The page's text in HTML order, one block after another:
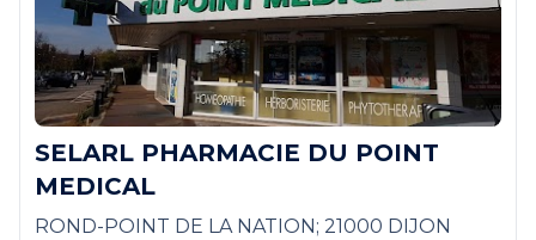
SELARL PHARMACIE DU POINT
MEDICAL
ROND-POINT DE LA NATION; 21000 DIJON